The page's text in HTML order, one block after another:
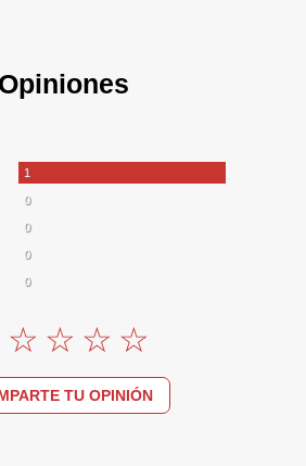
Opiniones
1
0
0
0
0
TU OPINIÓN